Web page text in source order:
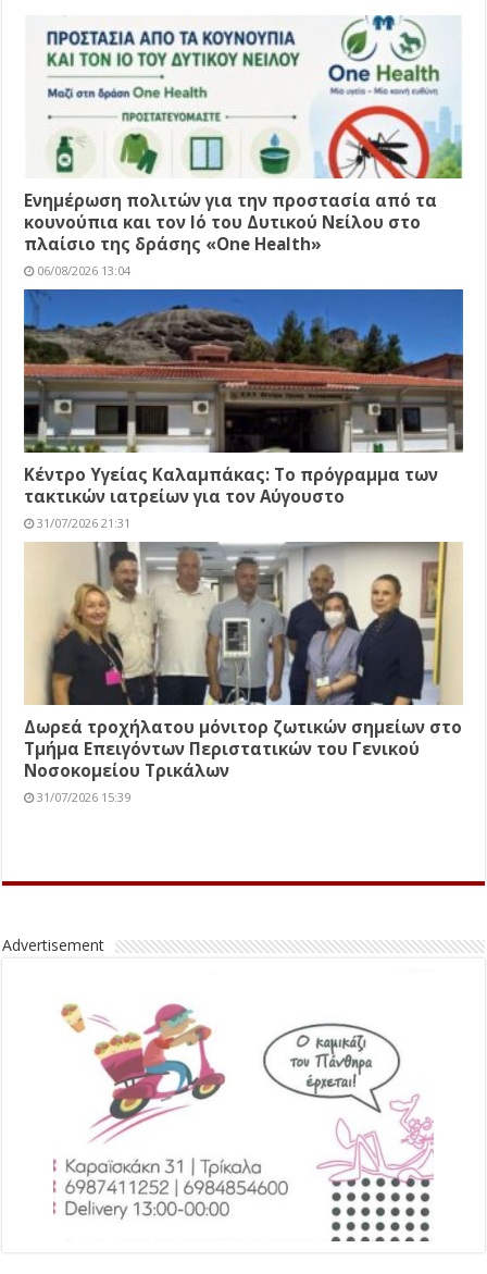
Ενημέρωση πολιτών για την προστασία από τα
κουνούπια και τον Ιό του Δυτικού Νείλου στο
πλαίσιο της δράσης «One Health»
06/08/2026 13:04
Κέντρο Υγείας Καλαμπάκας: Το πρόγραμμα των
τακτικών ιατρείων για τον Αύγουστο
31/07/2026 21:31
Δωρεά τροχήλατου μόνιτορ ζωτικών σημείων στο
Τμήμα Επειγόντων Περιστατικών του Γενικού
Νοσοκομείου Τρικάλων
31/07/2026 15:39
Advertisement